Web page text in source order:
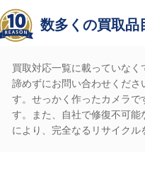
数多くの買取品
買取対応一覧に載っていな
諦めずにお問い合わせくださ
す。せっかく作ったカメラで
す。また、自社で修復不可
により、完全なるリサイクル